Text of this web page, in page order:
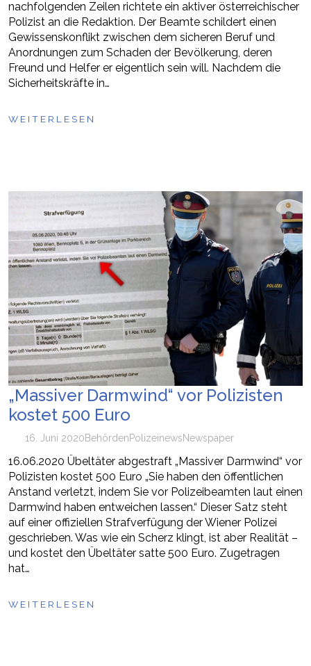
nachfolgenden Zeilen richtete ein aktiver österreichischer
Polizist an die Redaktion. Der Beamte schildert einen
Gewissenskonflikt zwischen dem sicheren Beruf und
Anordnungen zum Schaden der Bevölkerung, deren
Freund und Helfer er eigentlich sein will. Nachdem die
Sicherheitskräfte in…
WEITERLESEN
„Massiver Darmwind“ vor Polizisten
kostet 500 Euro
16. Juni 2020BehördenPolizeinewsNewspaper
16.06.2020 Übeltäter abgestraft „Massiver Darmwind“ vor
Polizisten kostet 500 Euro „Sie haben den öffentlichen
Anstand verletzt, indem Sie vor Polizeibeamten laut einen
Darmwind haben entweichen lassen.“ Dieser Satz steht
auf einer offiziellen Strafverfügung der Wiener Polizei
geschrieben. Was wie ein Scherz klingt, ist aber Realität –
und kostet den Übeltäter satte 500 Euro. Zugetragen
hat…
WEITERLESEN